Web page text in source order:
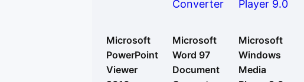
Microsoft
PowerPoint
Viewer
Microsoft
Word 97
Document
Microsoft
Windows
Media